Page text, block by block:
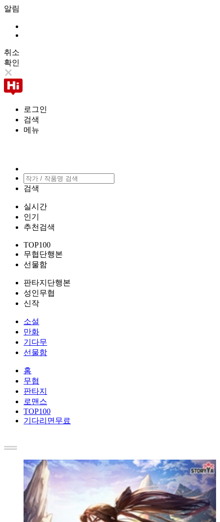
알림
취소
확인
로그인
검색
메뉴
검색
실시간
인기
추천검색
TOP100
무협단행본
선물함
판타지단행본
성인무협
신작
소설
만화
기다무
선물함
홈
무협
판타지
로맨스
TOP100
기다리면무료